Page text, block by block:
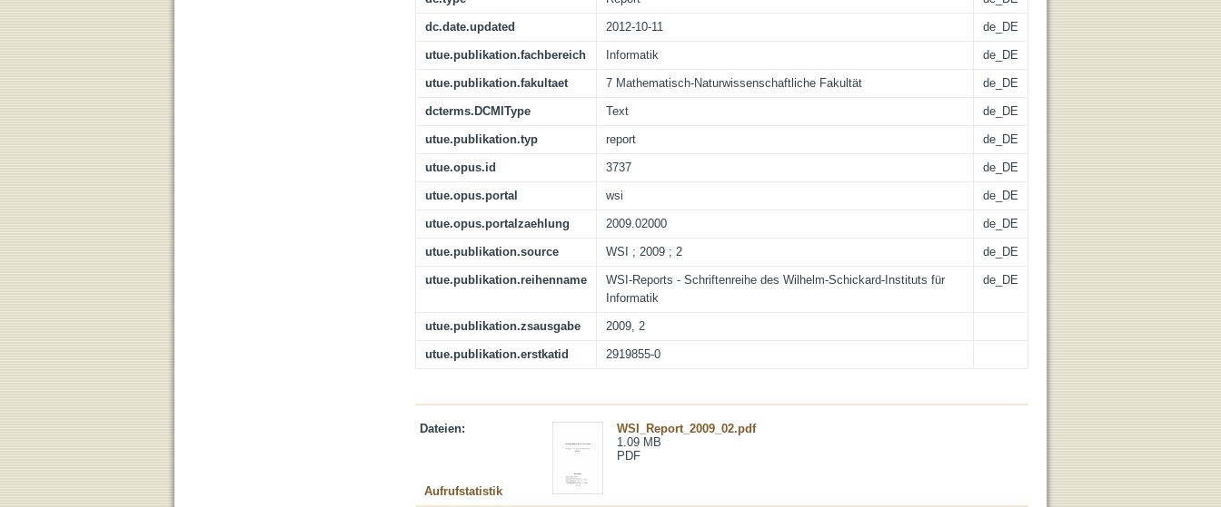
dc.date.updated 2012-10-11 de_DE
utue.publikation.fachbereich Informatik de_DE
utue.publikation.fakultaet 7 Mathematisch-Naturwissenschaftliche Fakultät de_DE
dcterms.DCMIType Text de_DE
utue.publikation.typ report de_DE
utue.opus.id 3737 de_DE
utue.opus.portal wsi de_DE
utue.opus.portalzaehlung 2009.02000 de_DE
utue.publikation.source WSI ; 2009 ; 2 de_DE
utue.publikation.reihenname
WSI-Reports - Schriftenreihe des Wilhelm-Schickard-Instituts für
Informatik
de_DE
utue.publikation.zsausgabe 2009, 2
utue.publikation.erstkatid 2919855-0
Dateien:
WSI_Report_2009_02.pdf
1.09 MB
PDF
Aufrufstatistik